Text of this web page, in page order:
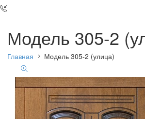
Модель 305-2
Главная Модель 305-2 (улица)